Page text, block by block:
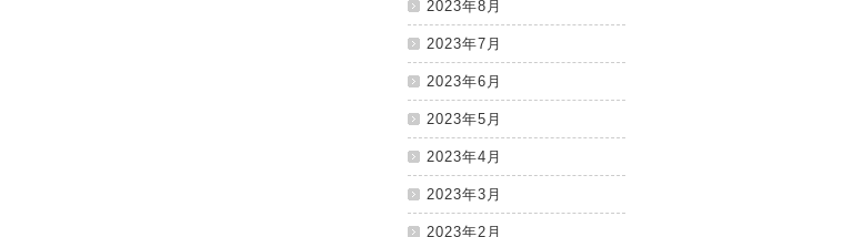
2023年8月
2023年7月
2023年6月
2023年5月
2023年4月
2023年3月
2023年2月